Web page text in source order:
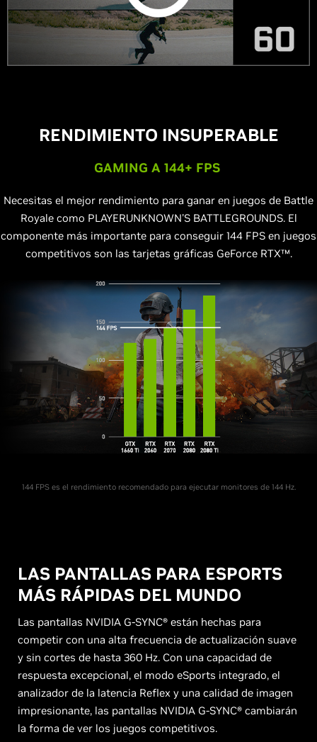
RENDIMIENTO INSUPERABLE
GAMING A 144+ FPS
Necesitas el mejor rendimiento para ganar en juegos de Battle
Royale como PLAYERUNKNOWN'S BATTLEGROUNDS. El
componente más importante para conseguir 144 FPS en juegos
competitivos son las tarjetas gráficas GeForce RTX™.
144 FPS es el rendimiento recomendado para ejecutar monitores de 144 Hz.
LAS PANTALLAS PARA ESPORTS
MÁS RÁPIDAS DEL MUNDO
Las pantallas NVIDIA G-SYNC® están hechas para
competir con una alta frecuencia de actualización suave
y sin cortes de hasta 360 Hz. Con una capacidad de
respuesta excepcional, el modo eSports integrado, el
analizador de la latencia Reflex y una calidad de imagen
impresionante, las pantallas NVIDIA G-SYNC® cambiarán
la forma de ver los juegos competitivos.